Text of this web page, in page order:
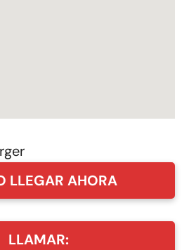
LLEGAR AHORA
LLAMAR: